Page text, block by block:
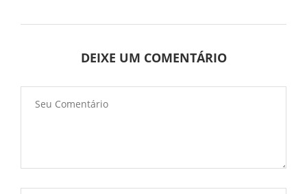
DEIXE UM COMENTÁRIO